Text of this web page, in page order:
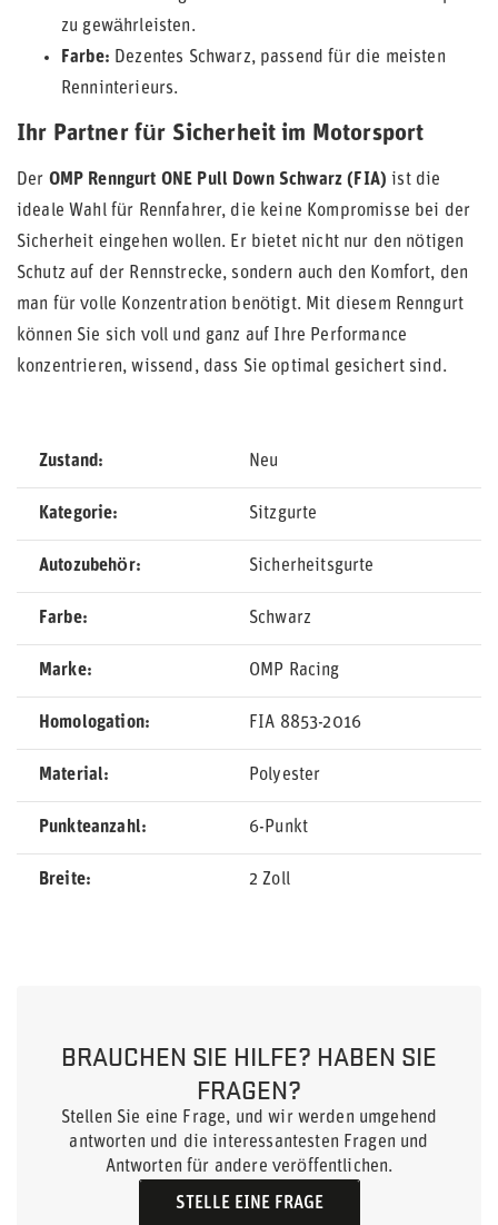
zu gewährleisten.
Farbe: Dezentes Schwarz, passend für die meisten
Renninterieurs.
Ihr Partner für Sicherheit im Motorsport
Der OMP Renngurt ONE Pull Down Schwarz (FIA) ist die
ideale Wahl für Rennfahrer, die keine Kompromisse bei der
Sicherheit eingehen wollen. Er bietet nicht nur den nötigen
Schutz auf der Rennstrecke, sondern auch den Komfort, den
man für volle Konzentration benötigt. Mit diesem Renngurt
können Sie sich voll und ganz auf Ihre Performance
konzentrieren, wissend, dass Sie optimal gesichert sind.
Zustand Neu
Kategorie Sitzgurte
Autozubehör Sicherheitsgurte
Farbe Schwarz
Marke OMP Racing
Homologation FIA 8853-2016
Material Polyester
Punkteanzahl 6-Punkt
Breite 2 Zoll
BRAUCHEN SIE HILFE? HABEN SIE
FRAGEN?
Stellen Sie eine Frage, und wir werden umgehend
antworten und die interessantesten Fragen und
Antworten für andere veröffentlichen.
STELLE EINE FRAGE